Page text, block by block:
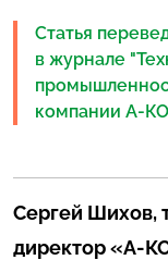
Статья
в журнале
компании А-
Сергей Шихов,
директор